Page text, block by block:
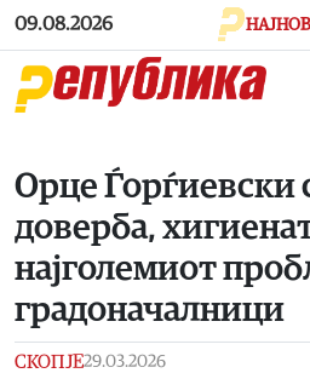
Skip to main content
09.08.2026
Орце Ѓорѓиевски
доверба,
најголемиот
градоначалници
СКОПЈЕ29.03.2026